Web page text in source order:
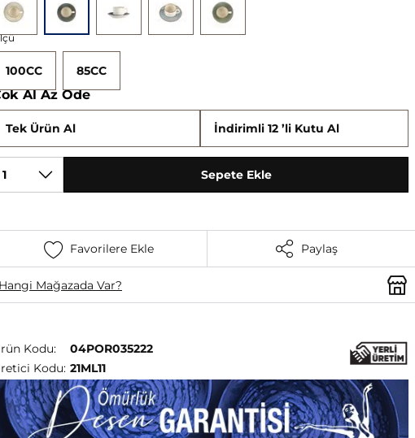
Al Az Öde
Tek Ürün Al İndirimli 12 ’li Kutu Al
100CC 85CC
1 Sepete Ekle
Favorilere Ekle Paylaş
Hangi Mağazada Var?
Kodu:
04POR035222
Kodu: 21ML11